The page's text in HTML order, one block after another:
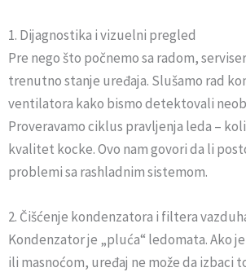
1. Dijagnostika i vizuelni pregled
Pre nego što počnemo sa radom,
trenutno stanje uređaja. Slušamo rad
ventilatora kako bismo detektovali
Proveravamo ciklus pravljenja leda –
kvalitet kocke. Ovo nam govori da li
problemi sa rashladnim sistemom.
2. Čišćenje kondenzatora i filtera
Kondenzator je „pluća“ ledomata. Ako
ili masnoćom, uređaj ne može da izbaci